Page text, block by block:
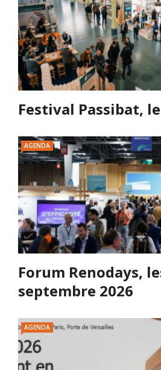
Festival Passibat,
AGENDA
Forum Renodays,
septembre 2026
AGENDA